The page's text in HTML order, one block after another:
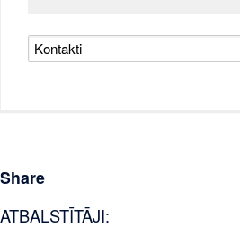
Share
ATBALSTĪTĀJI: